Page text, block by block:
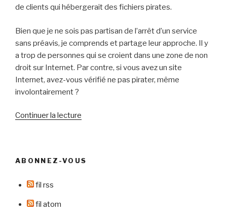
de clients qui hébergerait des fichiers pirates.
Bien que je ne sois pas partisan de l’arrêt d’un service
sans préavis, je comprends et partage leur approche. Il y
a trop de personnes qui se croient dans une zone de non
droit sur Internet. Par contre, si vous avez un site
Internet, avez-vous vérifié ne pas pirater, même
involontairement ?
Continuer la lecture
sur
ABONNEZ-VOUS
fil rss
fil atom